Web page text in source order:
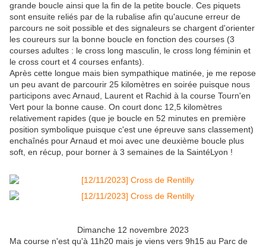
grande boucle ainsi que la fin de la petite boucle. Ces piquets
sont ensuite reliés par de la rubalise afin qu'aucune erreur de
parcours ne soit possible et des signaleurs se chargent d'orienter
les coureurs sur la bonne boucle en fonction des courses (3
courses adultes : le cross long masculin, le cross long féminin et
le cross court et 4 courses enfants).
Après cette longue mais bien sympathique matinée, je me repose
un peu avant de parcourir 25 kilomètres en soirée puisque nous
participons avec Arnaud, Laurent et Rachid à la course Tourn'en
Vert pour la bonne cause. On court donc 12,5 kilomètres
relativement rapides (que je boucle en 52 minutes en première
position symbolique puisque c'est une épreuve sans classement)
enchaînés pour Arnaud et moi avec une deuxième boucle plus
soft, en récup, pour borner à 3 semaines de la SaintéLyon !
Dimanche 12 novembre 2023
Ma course n'est qu'à 11h20 mais je viens vers 9h15 au Parc de